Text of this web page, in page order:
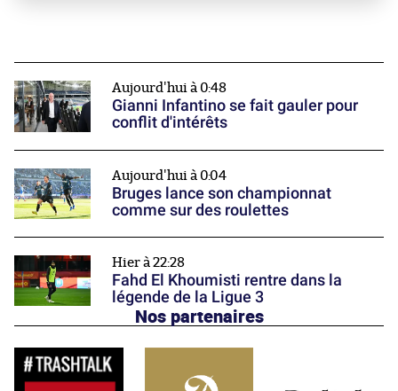
Aujourd'hui à 0:48
Gianni Infantino se fait gauler pour
conflit d'intérêts
Aujourd'hui à 0:04
Bruges lance son championnat
comme sur des roulettes
Hier à 22:28
Fahd El Khoumisti rentre dans la
légende de la Ligue 3
Nos partenaires